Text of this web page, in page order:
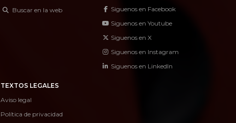
Buscar en la web
Siguenos en Facebook
Siguenos en Youtube
Siguenos en X
Siguenos en Instagram
Siguenos en LinkedIn
TEXTOS LEGALES
Aviso legal
Política de privacidad